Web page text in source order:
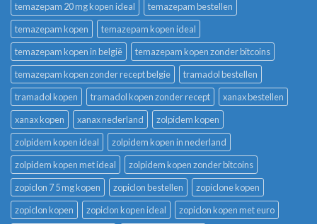
temazepam 20 mg kopen ideal
temazepam bestellen
temazepam kopen
temazepam kopen ideal
temazepam kopen in belgië
temazepam kopen zonder bitcoins
temazepam kopen zonder recept belgie
tramadol bestellen
tramadol kopen
tramadol kopen zonder recept
xanax bestellen
xanax kopen
xanax nederland
zolpidem kopen
zolpidem kopen ideal
zolpidem kopen in nederland
zolpidem kopen met ideal
zolpidem kopen zonder bitcoins
zopiclon 7 5 mg kopen
zopiclon bestellen
zopiclone kopen
zopiclon kopen
zopiclon kopen ideal
zopiclon kopen met euro